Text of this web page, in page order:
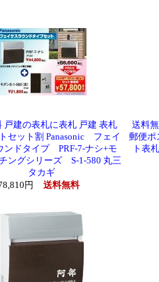
戸建の表札に表札 戸建 表札
セット割 Panasonic フェイ
ンドタイプ PRF-7-ナシ+モ
ングシリーズ S-1-580 丸三
タカギ
円
送料無料
送料
郵便ポ
ト表